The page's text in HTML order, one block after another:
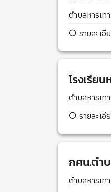
ตำบลหารเ
รายละเอี
โรงเรีย
ตำบลหารเ
รายละเอี
กศน.ตำบ
ตำบลหารเ